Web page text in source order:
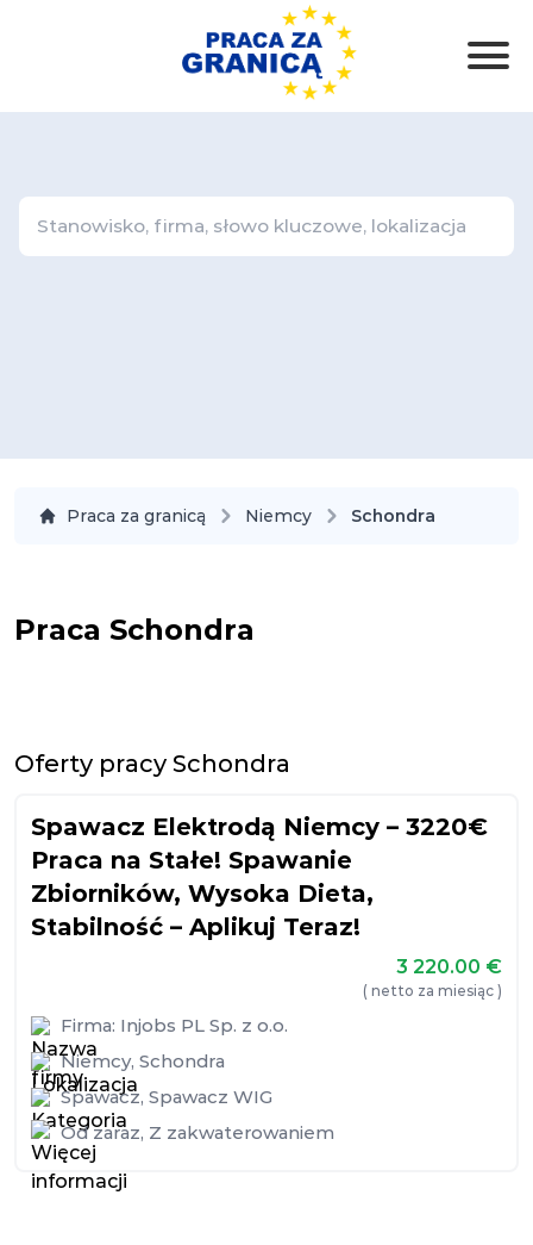
Praca za granicą Niemcy Schondra
Praca Schondra
Oferty pracy Schondra
Spawacz Elektrodą Niemcy – 3220€
Praca na Stałe! Spawanie
Zbiorników, Wysoka Dieta,
Stabilność – Aplikuj Teraz!
3 220.00 €
( netto za miesiąc )
Firma: Injobs PL Sp. z o.o.
Niemcy, Schondra
Spawacz, Spawacz WIG
Od zaraz, Z zakwaterowaniem